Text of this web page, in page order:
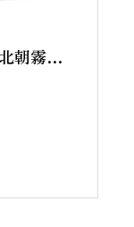
朝霧